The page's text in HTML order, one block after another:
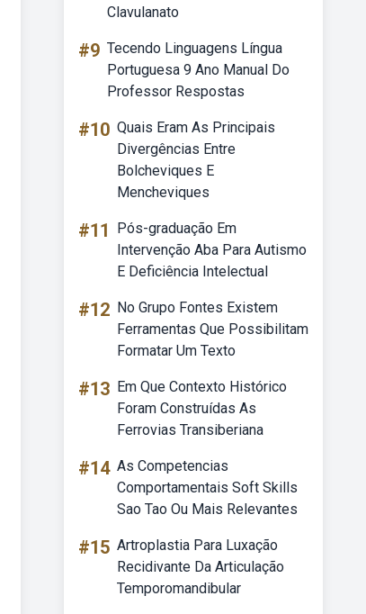
Clavulanato
#9 Tecendo Linguagens Língua
Portuguesa 9 Ano Manual Do
Professor Respostas
#10 Quais Eram As Principais
Divergências Entre
Bolcheviques E
Mencheviques
#11
Pós-graduação Em
Intervenção Aba Para Autismo
E Deficiência Intelectual
#12 No Grupo Fontes Existem
Ferramentas Que Possibilitam
Formatar Um Texto
#13 Em Que Contexto Histórico
Foram Construídas As
Ferrovias Transiberiana
#14 As Competencias
Comportamentais Soft Skills
Sao Tao Ou Mais Relevantes
#15 Artroplastia Para Luxação
Recidivante Da Articulação
Temporomandibular